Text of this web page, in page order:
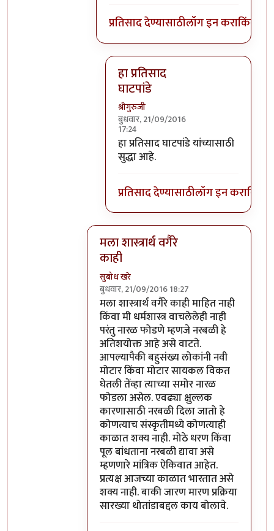
प्रतिसाद देण्यासाठीलॉग इन कराकिंवा
हा प्रतिसाद
घाटपांडे
श्रीगुरुजी
बुधवार, 21/09/2016
17:24
In reply toOk. Sorry. नारळाची शेंडी व
हा प्रतिसाद घाटपांडे यांच्यासाठी
सुद्धा आहे.
प्रतिसाद देण्यासाठीलॉग इन कराकिंवा
मला शास्त्रार्थ वगैरे
काही
सुबोध खरे
बुधवार, 21/09/2016 18:27
In reply toआत्मबंधवाल्यानी `कोहळा म्हणजे
मला शास्त्रार्थ वगैरे काही माहित नाही
किंवा मी धर्मशास्त्र वाचलेलेही नाही
परंतु नारळ फोडणे म्हणजे नरबळी हे
अतिशयोक्त आहे असे वाटते.
आपल्यापैकी बहुसंख्य लोकांनी नवी
मोटार किंवा मोटार सायकल विकत
घेतली तेंव्हा त्याच्या समोर नारळ
फोडला असेल. एवढ्या क्षुल्लक
कारणासाठी नरबळी दिला जातो हे
कोणत्याच संस्कृतीमध्ये कोणत्याही
काळात शक्य नाही. मोठे धरण किंवा
पूल बांधताना नरबळी द्यावा असे
म्हणणारे मांत्रिक ऐकिवात आहेत.
प्रत्यक्ष आजच्या काळात भारतात असे
शक्य नाही. बाकी जारण मारण प्रक्रिया
सारख्या थोतांडाबद्दल काय बोलावे.